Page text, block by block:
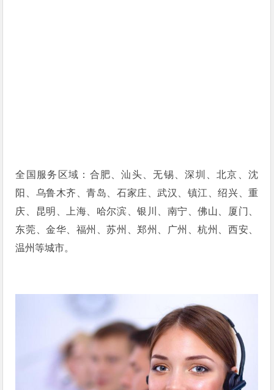
全国服务区域：合肥、汕头、无锡、深圳、北京、沈
阳、乌鲁木齐、青岛、石家庄、武汉、镇江、绍兴、重
庆、昆明、上海、哈尔滨、银川、南宁、佛山、厦门、
东莞、金华、福州、苏州、郑州、广州、杭州、西安、
温州等城市。